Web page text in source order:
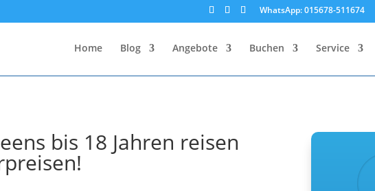
WhatsApp: 015678-511674
Home Blog Angebote Buchen Service
bis 18 Jahren reisen